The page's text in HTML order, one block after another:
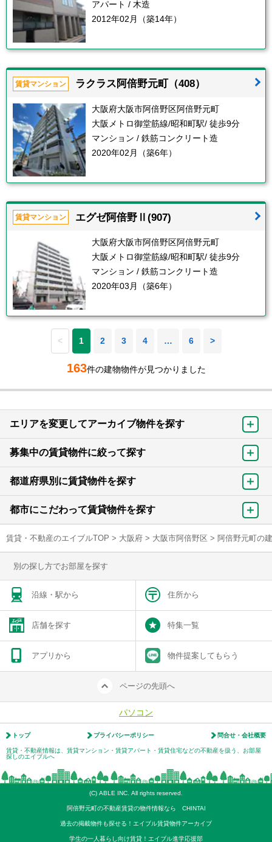
アパート / 木造
2012年02月（築14年）
賃貸マンション ラクラス阿倍野元町（408）
大阪府大阪市阿倍野区阿倍野元町
大阪メトロ御堂筋線/昭和町駅/ 徒歩9分
マンション / 鉄筋コンクリート造
2020年02月（築6年）
賃貸マンション エグゼ阿倍野Ⅱ(907)
大阪府大阪市阿倍野区阿倍野元町
大阪メトロ御堂筋線/昭和町駅/ 徒歩9分
マンション / 鉄筋コンクリート造
2020年03月（築6年）
< 1 2 3 4 … 6 >
163件の建物物件が見つかりました
エリアを変更してアーカイブ物件を探す
募集中の賃貸物件に絞って探す
都道府県別に賃貸物件を探す
都市にこだわって賃貸物件を探す
賃貸・不動産のエイブルTOP > 大阪府 > 大阪市阿倍野区 > 阿倍野元町の
別の探し方でお部屋を探す
沿線・駅から 住所から
店舗を探す 特集一覧
アプリから 物件提案してもらう
ページの先頭へ
パソコン
トップ プライバシーポリシー 問合せ・会社概要
賃貸・不動産情報は、賃貸マンション・賃貸アパート・賃貸住宅などの不動産を扱う、お部屋
探しのエイブルへ
(C) ABLE INC. All rights reserved.
阿倍野元町の不動産賃貸の物件情報なら CHINTAI
過去の掲載物件も探せる！エイブル賃貸物件アーカイブ
学生の一人暮らし向け賃貸！エイブル進学応援部